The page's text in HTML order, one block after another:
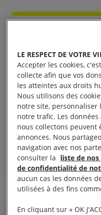
Pourquoi
Parce que
Parce
personne
pour la
Alicia
LE RESPECT DE VOTRE
Accepter les cookies,
collecte afin que vos
les atteintes aux droits
Nous utilisons des
notre site, personnaliser
notre trafic. Les
nous collectons
annonces. Nous
navigation avec nos
consulter la liste de
de confidentialité de
aucun cas les données
utilisées à des fins
En cliquant sur « OK